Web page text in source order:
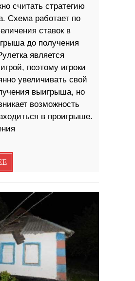
считать стратегию
Схема работает по
ставок в
до получения
является
поэтому игроки
увеличивать свой
выигрыша, но
возможность
в проигрыше.